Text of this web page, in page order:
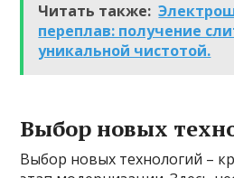
Читать также:
переплав: получение
уникальной чистотой.
Выбор новых
Выбор новых технологий –